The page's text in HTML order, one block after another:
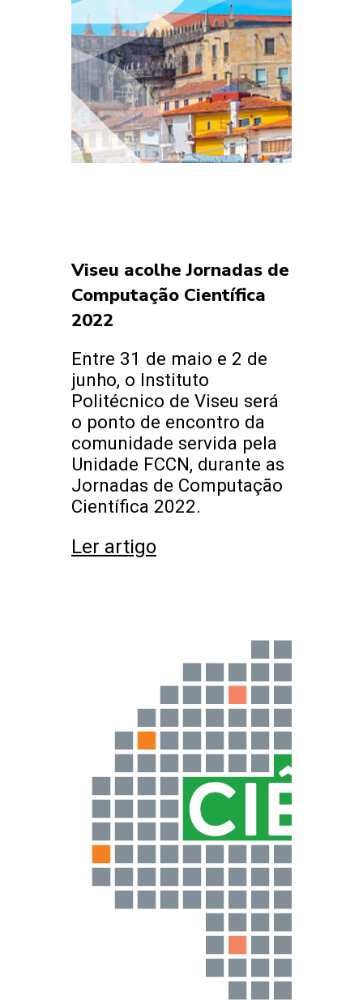
Viseu acolhe Jornadas de
Computação Científica
2022
Entre 31 de maio e 2 de
junho, o Instituto
Politécnico de Viseu será
o ponto de encontro da
comunidade servida pela
Unidade FCCN, durante as
Jornadas de Computação
Científica 2022.
Ler artigo